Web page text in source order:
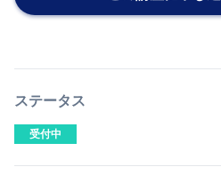
ステータス
受付中